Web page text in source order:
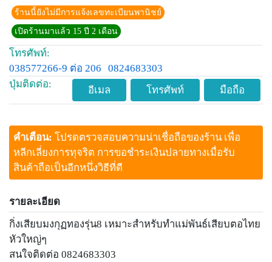
ร้านนี้ยังไม่มีการแจ้งเลขทะเบียนพานิชย์
เปิดร้านมาแล้ว 15 ปี 2 เดือน
โทรศัพท์:
038577266-9 ต่อ 206
0824683303
ปุ่มติดต่อ:
อีเมล โทรศัพท์ มือถือ
คำเตือน: โปรดตรวจสอบความน่าเชื่อถือของร้าน เพื่อ
หลีกเลี่ยงการทุจริต การขอชำระเงินปลายทางเมื่อรับ
สินค้าถือเป็นอีกหนึ่งวิธีที่ดี
รายละเอียด
กิ่งเสียบมงกุฏทองรุ่น8 เหมาะสำหรับทำแม่พันธ์เสียบตอไทย
หัวใหญ่ๆ
สนใจติดต่อ 0824683303